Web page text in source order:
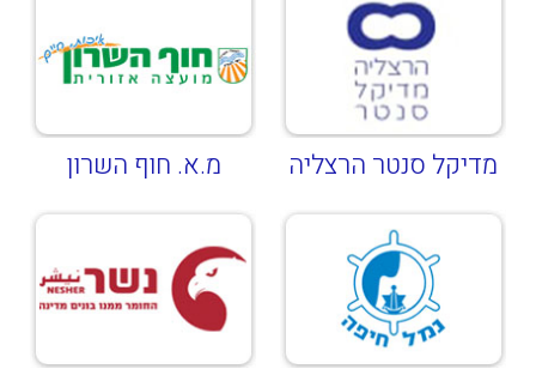
מדיקל סנטר הרצליה מ.א. חוף השרון